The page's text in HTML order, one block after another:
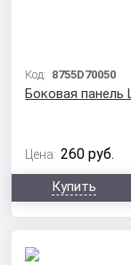
Код: 8755D70050
Боковая панель
Цена: 260 руб.
Купить